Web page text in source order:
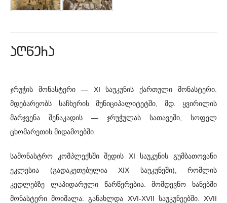
aRwera
ჯრუჭის მონასტერი — XI საუკუნის ქართული მონასტერი.
მდებარეობს საჩხერის მუნიციპალიტეტში, მდ. ყვირილის
მარჯვენა შენაკადის — ჯრუჭულას სათავეში, სოფელ
ცხომარეთის მიდამოებში.
სამონასტრო კომპლექსში შედის XI საუკუნის გუმბათოვანი
ეკლესია (გადაკეთებულია XIX საუკუნეში), რომლის
კედლებზე ლაპიდარული წარწერებია. მომდევნო ხანებში
მონასტერი მოიშალა. განახლდა XVI-XVII საუკუნეებში. XVII